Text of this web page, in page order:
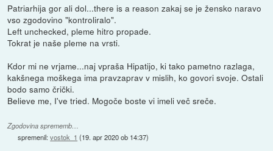
Patriarhija gor ali dol...there is a reason zakaj se je žensko naravo
vso zgodovino "kontroliralo".
Left unchecked, pleme hitro propade.
Tokrat je naše pleme na vrsti.
Kdor mi ne vrjame...naj vpraša Hipatijo, ki tako pametno razlaga,
kakšnega moškega ima pravzaprav v mislih, ko govori svoje. Ostali
bodo samo črički.
Believe me, I've tried. Mogoče boste vi imeli več sreče.
Zgodovina sprememb…
spremenil:vostok_1 (19. apr 2020 ob 14:37)